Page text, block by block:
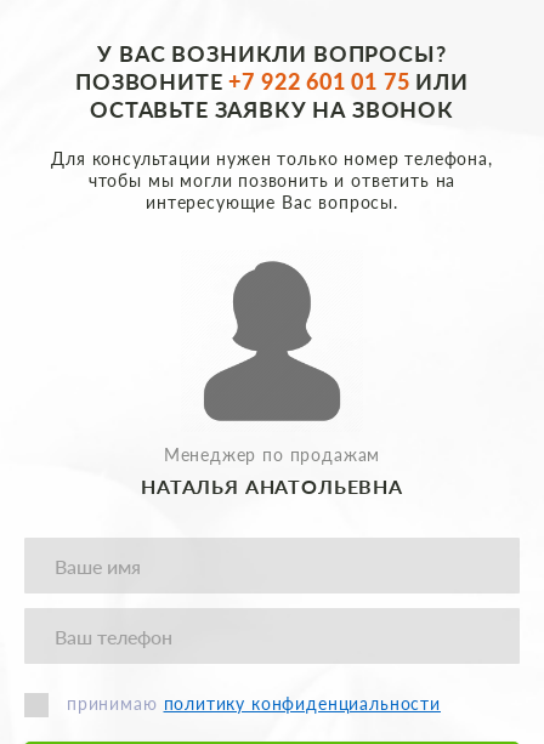
У ВАС ВОЗНИКЛИ ВОПРОСЫ?
ПОЗВОНИТЕ+7 922 601 01 75 ИЛИ
ОСТАВЬТЕ ЗАЯВКУ НА ЗВОНОК
Для консультации нужен только номер телефона,
чтобы мы могли позвонить и ответить на
интересующие Вас вопросы.
Менеджер по продажам
НАТАЛЬЯ АНАТОЛЬЕВНА
принимаю политику конфиденциальности